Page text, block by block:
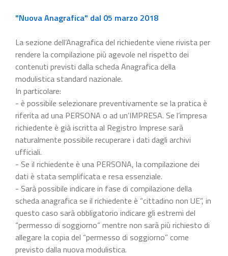
"Nuova Anagrafica" dal 05 marzo 2018
La sezione dell’Anagrafica del richiedente viene rivista per
rendere la compilazione più agevole nel rispetto dei
contenuti previsti dalla scheda Anagrafica della
modulistica standard nazionale.
In particolare:
- è possibile selezionare preventivamente se la pratica è
riferita ad una PERSONA o ad un’IMPRESA. Se l’impresa
richiedente è già iscritta al Registro Imprese sarà
naturalmente possibile recuperare i dati dagli archivi
ufficiali.
- Se il richiedente è una PERSONA, la compilazione dei
dati è stata semplificata e resa essenziale.
- Sarà possibile indicare in fase di compilazione della
scheda anagrafica se il richiedente è “cittadino non UE”, in
questo caso sarà obbligatorio indicare gli estremi del
“permesso di soggiorno” mentre non sarà più richiesto di
allegare la copia del “permesso di soggiorno” come
previsto dalla nuova modulistica.